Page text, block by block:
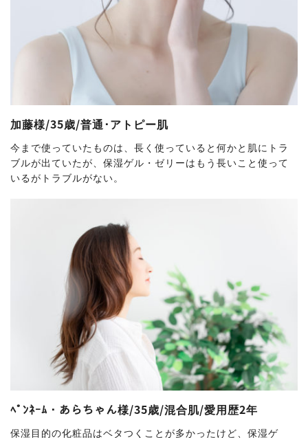
加藤様/35歳/普通･アトピー肌
今まで使っていたものは、長く使っていると何かと肌にトラ
ブルが出ていたが、保湿ゲル・ゼリーはもう長いこと使って
いるがトラブルがない。
ﾍﾟﾝﾈｰﾑ・あらちゃん様/35歳/混合肌/愛用歴2年
保湿目的の化粧品はベタつくことが多かったけど、保湿ゲ